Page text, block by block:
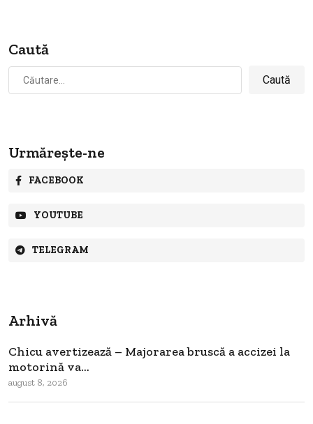
Caută
Caută
după:
Urmărește-ne
FACEBOOK
YOUTUBE
TELEGRAM
Arhivă
Chicu avertizează – Majorarea bruscă a accizei la
motorină va...
august 8, 2026